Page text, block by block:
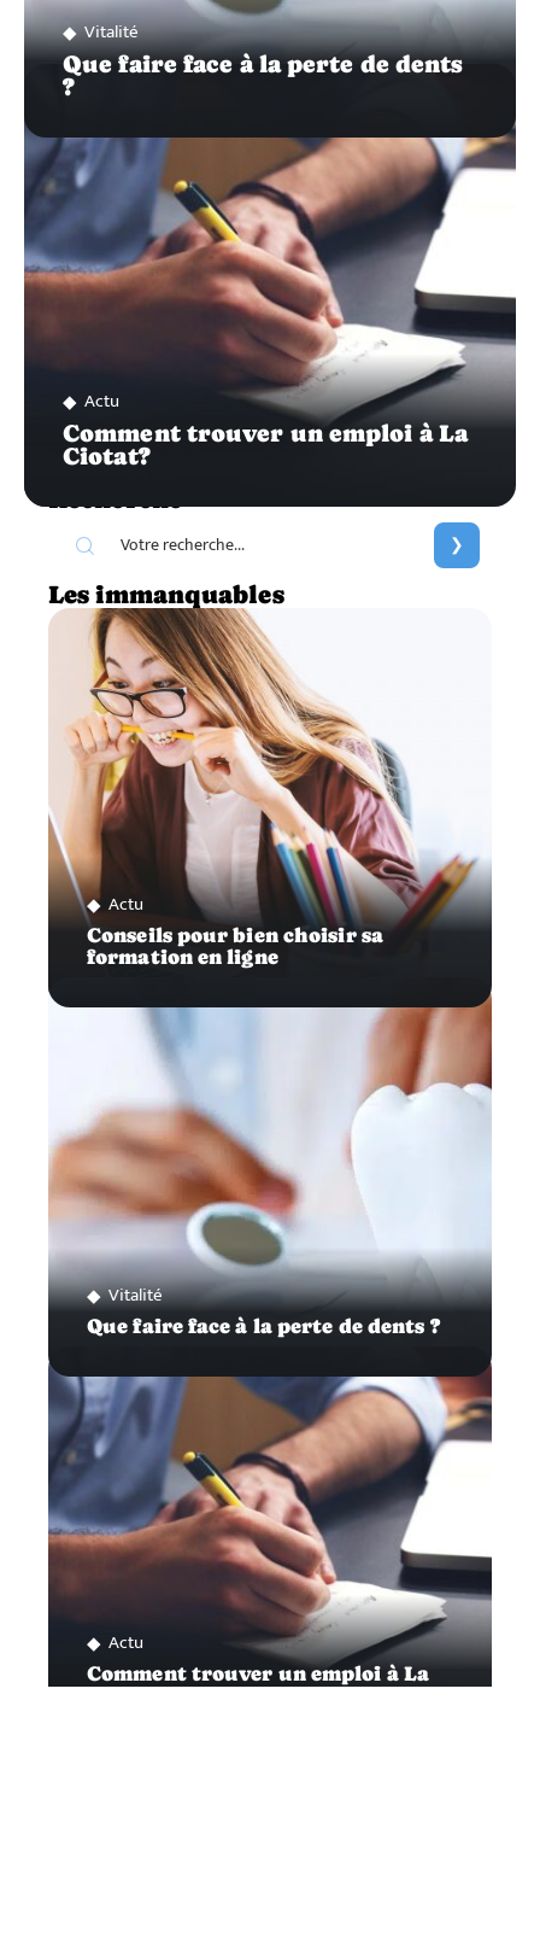
Vitalité
Que faire face à la perte de dents
?
Actu
Comment trouver un emploi à La
Ciotat?
Recherche
Les immanquables
Actu
Conseils pour bien choisir sa
formation en ligne
Vitalité
Que faire face à la perte de dents ?
Actu
Comment trouver un emploi à La